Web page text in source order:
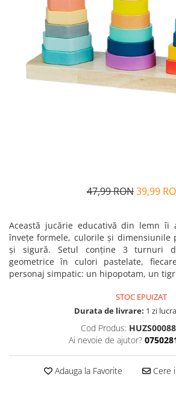
Alfabet si matematica
Jocuri de memorie si inteligenta
Seria Lectia de sanatate
Editura Litera
Editura Galaxia Copiilor
Colectia PIXI
Pisicile Războinice
47,99 RON39,99
Această jucărie educativă din lemn îi
învețe formele, culorile și dimensiunile
și sigură. Setul conține 3 turnuri
geometrice în culori pastelate,
personaj simpatic: un hipopotam, un
STOC EPUIZAT
Durata de livrare: 1 zi
Cod Produs:
Ai nevoie de ajutor?
Adauga la Favorite Cere